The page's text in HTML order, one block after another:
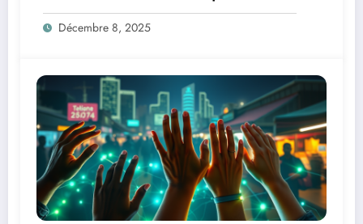
Décembre 8, 2025